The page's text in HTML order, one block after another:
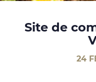
Site de
24